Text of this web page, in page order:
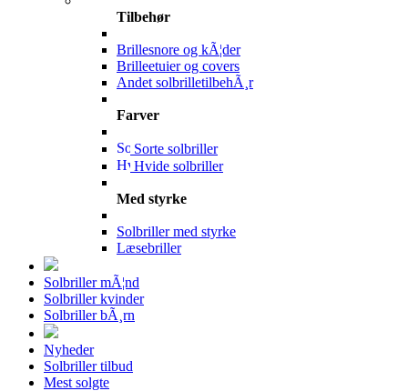
Tilbehør
Brillesnore og kÃ¦der
Brilleetuier og covers
Andet solbrilletilbehÃ¸r
Farver
Sorte solbriller
Hvide solbriller
Med styrke
Solbriller med styrke
Læsebriller
Solbriller mÃ¦nd
Solbriller kvinder
Solbriller bÃ¸rn
Nyheder
Solbriller tilbud
Mest solgte